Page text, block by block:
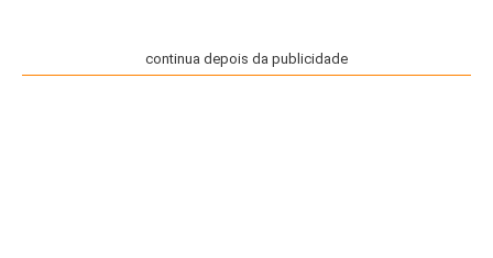
continua depois da publicidade